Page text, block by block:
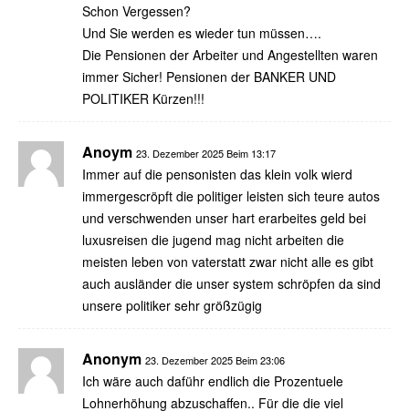
Schon Vergessen?
Und Sie werden es wieder tun müssen….
Die Pensionen der Arbeiter und Angestellten waren
immer Sicher! Pensionen der BANKER UND
POLITIKER Kürzen!!!
Anoym 23. Dezember 2025 Beim 13:17
Immer auf die pensonisten das klein volk wierd
immergescröpft die politiger leisten sich teure autos
und verschwenden unser hart erarbeites geld bei
luxusreisen die jugend mag nicht arbeiten die
meisten leben von vaterstatt zwar nicht alle es gibt
auch ausländer die unser system schröpfen da sind
unsere politiker sehr größzügig
Anonym 23. Dezember 2025 Beim 23:06
Ich wäre auch daführ endlich die Prozentuele
Lohnerhöhung abzuschaffen.. Für die die viel